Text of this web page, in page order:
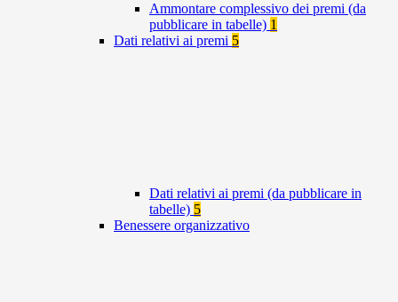
Ammontare complessivo dei premi (da
pubblicare in tabelle) 1
Dati relativi ai premi 5
Dati relativi ai premi (da pubblicare in
tabelle) 5
Benessere organizzativo